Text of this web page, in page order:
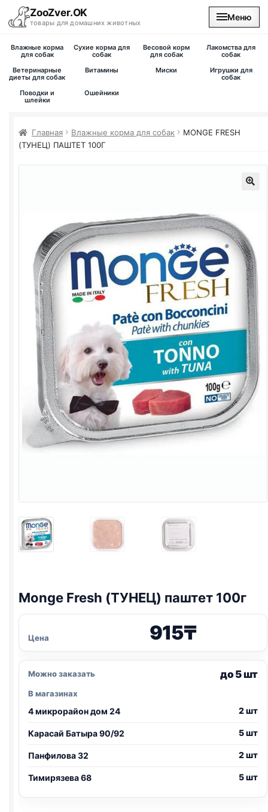
ZooZver.OK
товары для домашних животных
Меню
На главную
Вакансии
Влажные корма
для собак
Сухие корма для
собак
Весовой корм
для собак
Лакомства для
собак
Ветеринарные
диеты для собак
Витамины Миски
Игрушки для
собак
Поводки и
шлейки
Ошейники
Главная Влажные корма для собак
MONGE FRESH
(ТУНЕЦ) ПАШТЕТ 100Г
Monge Fresh (ТУНЕЦ) паштет 100г
Цена 915₸
Можно заказать до 5 шт
В магазинах
4 микрорайон дом 24 2 шт
Карасай Батыра 90/92 5 шт
Панфилова 32 2 шт
Тимирязева 68 5 шт